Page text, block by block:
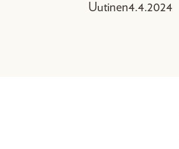
Uutinen4.4.2024